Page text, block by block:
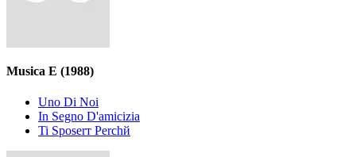
Musica E (1988)
Uno Di Noi
In Segno D'amicizia
Ti Sposerт Perchй